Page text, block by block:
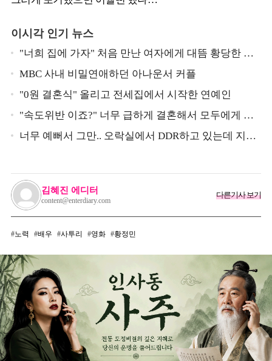
이시각 인기 뉴스
"너희 집에 가자" 처음 만난 여자에게 대뜸 황당한 요
구 했다는 MBC 아나운서
MBC 사내 비밀연애하던 아나운서 커플
"0원 결혼식" 올리고 전세집에서 시작한 연예인
"속도위반 이죠?" 너무 급하게 결혼해서 모두에게 의
심 받았던 스타
너무 예뻐서 그만.. 오락실에서 DDR하고 있는데 지나
김혜진 에디터
content@enterdiary.com
다른기사 보기
노력 배우 사투리 영화 황정민